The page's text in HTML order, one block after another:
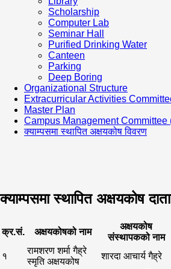
Scholarship
Computer Lab
Seminar Hall
Purified Drinking Water
Canteen
Parking
Deep Boring
Organizational Structure
Extracurricular Activities
Master Plan
Campus Management Committee
क्याम्पसमा स्थापित अक्षयकोष विवरण
क्याम्पसमा स्थापित अक्षयकोष
क्र.सं. अक्षयकोषको नाम
अक्षयकोष
स‌ंस्थापकको नाम
१
रामशरण शर्मा गैह्रे
स्मृति अक्षयकोष
शारदा आचार्य गैह्रे